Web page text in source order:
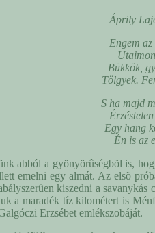
Áprily
Engem az
Bükkök,
Tölgyek.
S ha majd
Egy hang
Én is az
abból a gyönyörûségbõl is,
emelni egy almát. Az elsõ
kiszedni a
a maradék tíz kilométert is
Erzsébet emlékszobáját.